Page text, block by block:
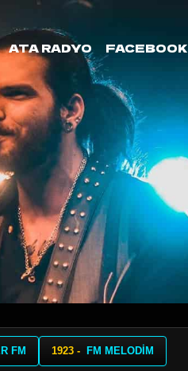
ATA RADYO FACEBOOK
FM 1923 - FM MELODİM